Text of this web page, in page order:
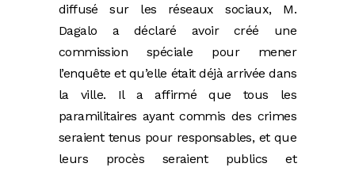
diffusé sur les réseaux sociaux, M.
Dagalo a déclaré avoir créé une
commission spéciale pour mener
l’enquête et qu’elle était déjà arrivée dans
la ville. Il a affirmé que tous les
paramilitaires ayant commis des crimes
seraient tenus pour responsables, et que
leurs procès seraient publics et